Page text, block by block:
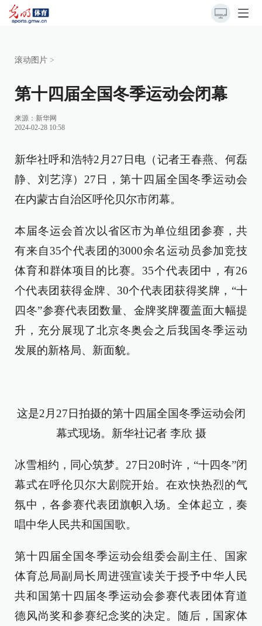
滚动图片 >
第十四届全国冬季运动会闭幕
来源： 新华网
2024-02-28 10:58
新华社呼和浩特2月27日电（记者王春燕、何磊
静、刘艺淳）27日，第十四届全国冬季运动会
在内蒙古自治区呼伦贝尔市闭幕。
本届冬运会首次以省区市为单位组团参赛，共
有来自35个代表团的3000余名运动员参加竞技
体育和群体项目的比赛。35个代表团中，有26
个代表团获得金牌、30个代表团获得奖牌，“十
四冬”参赛代表团数量、金牌奖牌覆盖面大幅提
升，充分展现了北京冬奥会之后我国冬季运动
发展的新格局、新面貌。
这是2月27日拍摄的第十四届全国冬季运动会闭
幕式现场。新华社记者 李欣 摄
冰雪相约，同心筑梦。27日20时许，“十四冬”闭
幕式在呼伦贝尔大剧院开始。在欢快热烈的气
氛中，各参赛代表团旗帜入场。全体起立，奏
唱中华人民共和国国歌。
第十四届全国冬季运动会组委会副主任、国家
体育总局副局长周进强宣读关于授予中华人民
共和国第十四届冬季运动会参赛代表团体育道
德风尚奖和参赛纪念奖的决定。随后，国家体